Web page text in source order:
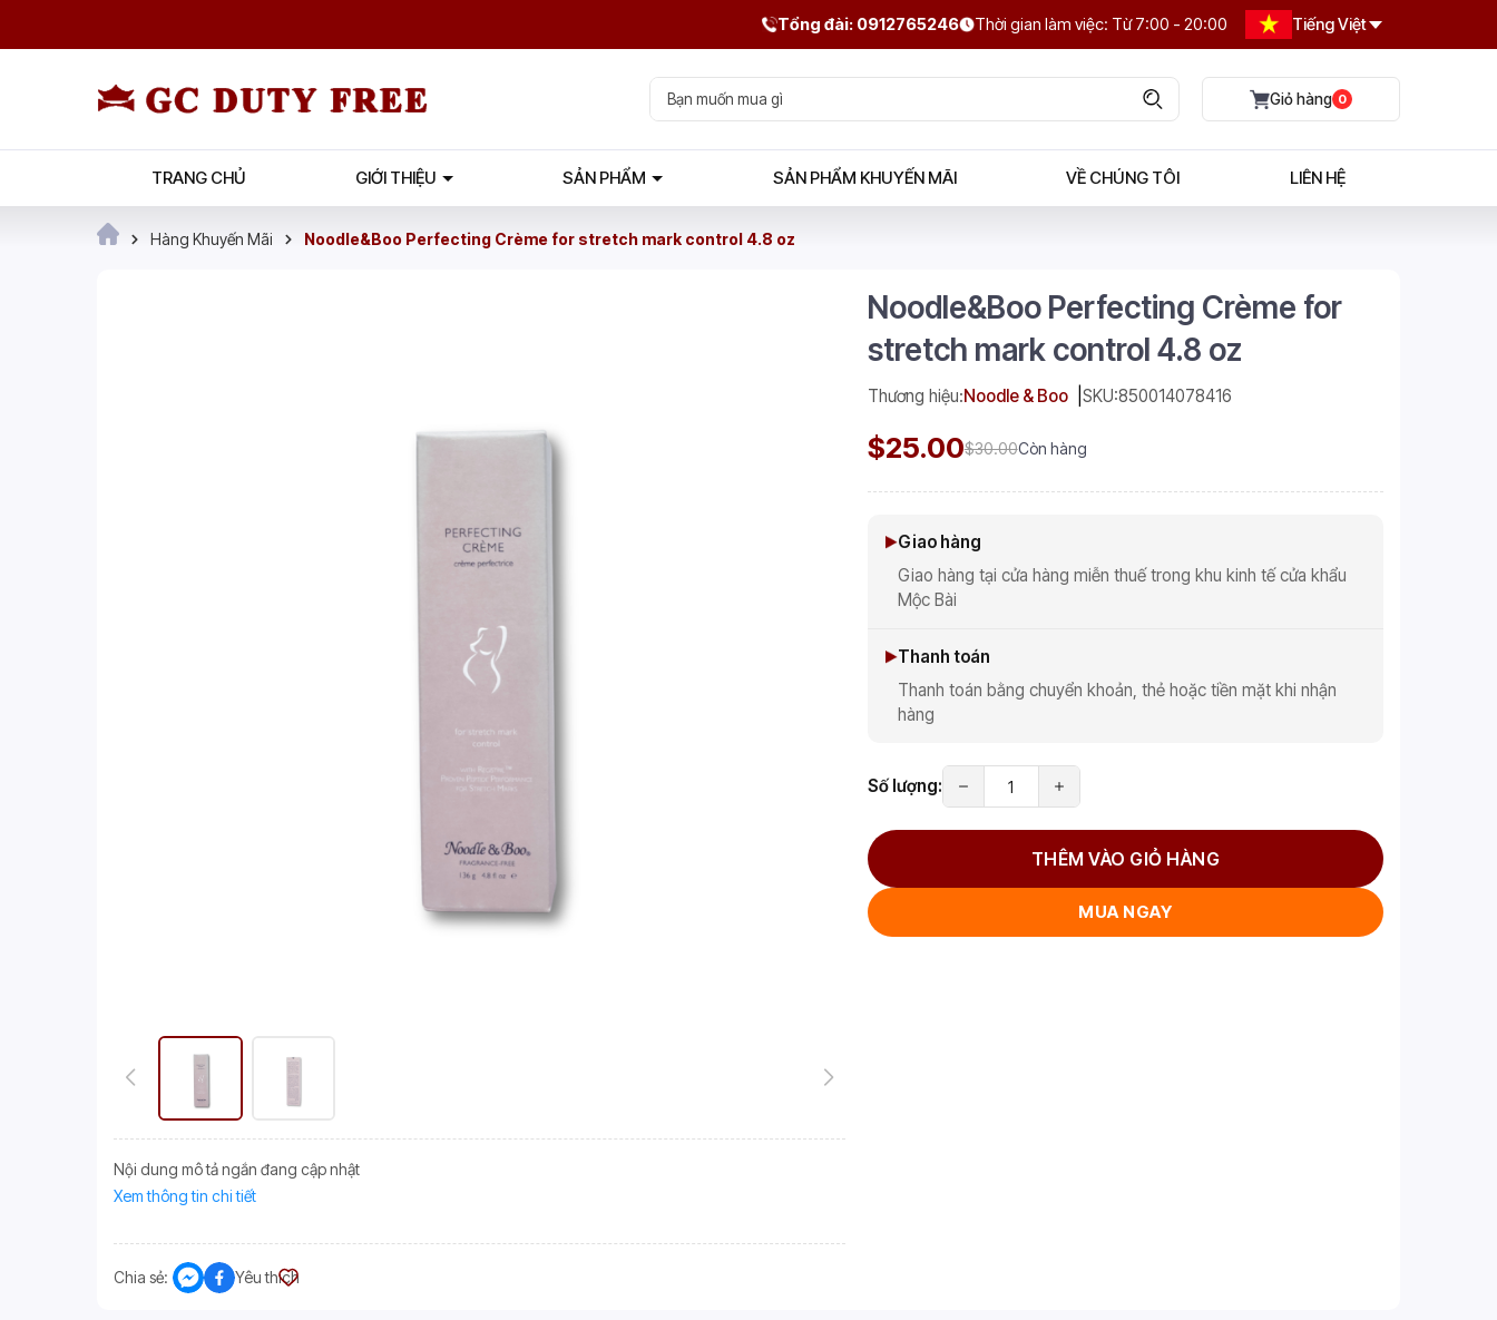
Tổng đài: 0912765246 Thời gian làm việc: Từ 7:00 - 20:00 Tiếng Việt
0
TRANG CHỦ GIỚI THIỆU SẢN PHẨM SẢN PHẨM KHUYẾN MÃI VỀ CHÚNG TÔI LIÊN HỆ
Hàng Khuyến Mãi Noodle&Boo Perfecting Crème for stretch mark control 4.8 oz
Nội dung mô tả ngắn đang cập nhật
Xem thông tin chi tiết
Chia sẻ: Yêu thích
Noodle&Boo Perfecting Crème for
stretch mark control 4.8 oz
Thương hiệu:Noodle & Boo SKU:850014078416
$25.00$30.00Còn hàng
Giao hàng
Giao hàng tại cửa hàng miễn thuế trong khu kinh tế cửa khẩu
Mộc Bài
Thanh toán
Thanh toán bằng chuyển khoản, thẻ hoặc tiền mặt khi nhận
hàng
Số lượng:
THÊM VÀO GIỎ HÀNG
MUA NGAY